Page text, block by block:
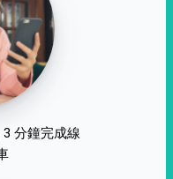
分鐘完成線